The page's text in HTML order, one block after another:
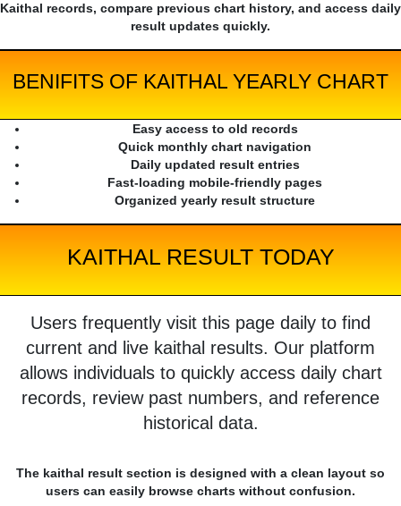
Kaithal records, compare previous chart history, and access daily
result updates quickly.
BENIFITS OF KAITHAL YEARLY CHART
Easy access to old records
Quick monthly chart navigation
Daily updated result entries
Fast-loading mobile-friendly pages
Organized yearly result structure
KAITHAL RESULT TODAY
Users frequently visit this page daily to find
current and live kaithal results. Our platform
allows individuals to quickly access daily chart
records, review past numbers, and reference
historical data.
The kaithal result section is designed with a clean layout so
users can easily browse charts without confusion.